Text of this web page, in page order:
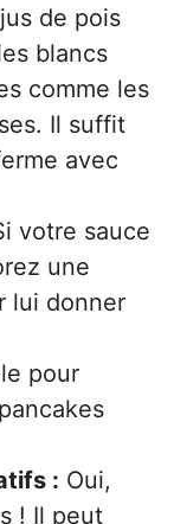
de pois
blancs
comme les
Il suffit
avec
votre sauce
une
lui donner
pour
: Oui,
! Il peut